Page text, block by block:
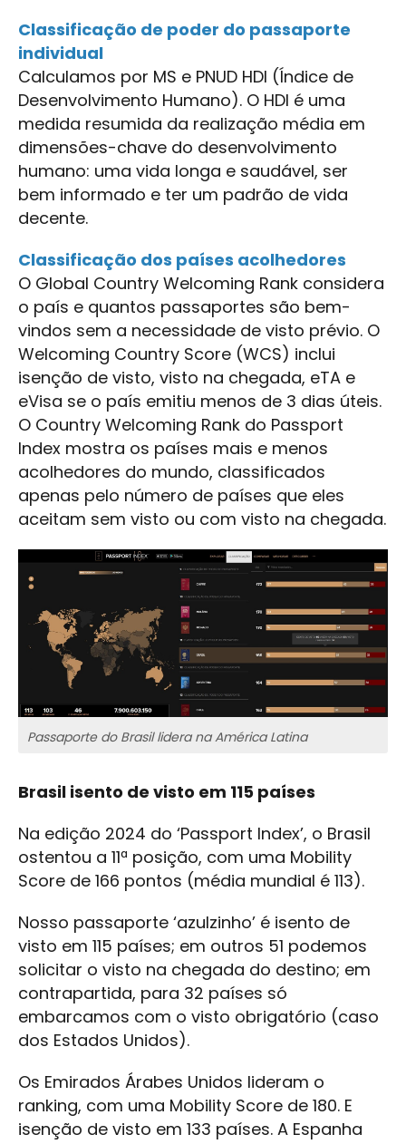
Classificação de poder do passaporte
individual
Calculamos por MS e PNUD HDI (Índice de
Desenvolvimento Humano). O HDI é uma
medida resumida da realização média em
dimensões-chave do desenvolvimento
humano: uma vida longa e saudável, ser
bem informado e ter um padrão de vida
decente.
Classificação dos países acolhedores
O Global Country Welcoming Rank considera
o país e quantos passaportes são bem-
vindos sem a necessidade de visto prévio. O
Welcoming Country Score (WCS) inclui
isenção de visto, visto na chegada, eTA e
eVisa se o país emitiu menos de 3 dias úteis.
O Country Welcoming Rank do Passport
Index mostra os países mais e menos
acolhedores do mundo, classificados
apenas pelo número de países que eles
aceitam sem visto ou com visto na chegada.
Passaporte do Brasil lidera na América Latina
Brasil isento de visto em 115 países
Na edição 2024 do ‘Passport Index’, o Brasil
ostentou a 11ª posição, com uma Mobility
Score de 166 pontos (média mundial é 113).
Nosso passaporte ‘azulzinho’ é isento de
visto em 115 países; em outros 51 podemos
solicitar o visto na chegada do destino; em
contrapartida, para 32 países só
embarcamos com o visto obrigatório (caso
dos Estados Unidos).
Os Emirados Árabes Unidos lideram o
ranking, com uma Mobility Score de 180. E
isenção de visto em 133 países. A Espanha